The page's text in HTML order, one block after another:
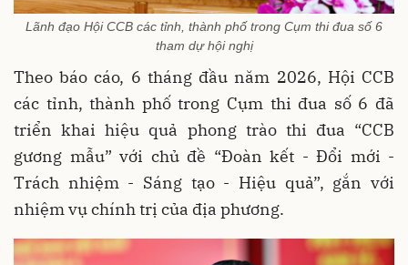
Lãnh đạo Hội CCB các tỉnh, thành phố trong Cụm thi đua số 6
tham dự hội nghị
Theo báo cáo, 6 tháng đầu năm 2026, Hội CCB
các tỉnh, thành phố trong Cụm thi đua số 6 đã
triển khai hiệu quả phong trào thi đua “CCB
gương mẫu” với chủ đề “Đoàn kết - Đổi mới -
Trách nhiệm - Sáng tạo - Hiệu quả”, gắn với
nhiệm vụ chính trị của địa phương.